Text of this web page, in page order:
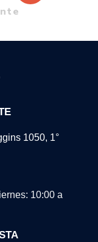
1050, 1°
10:00 a